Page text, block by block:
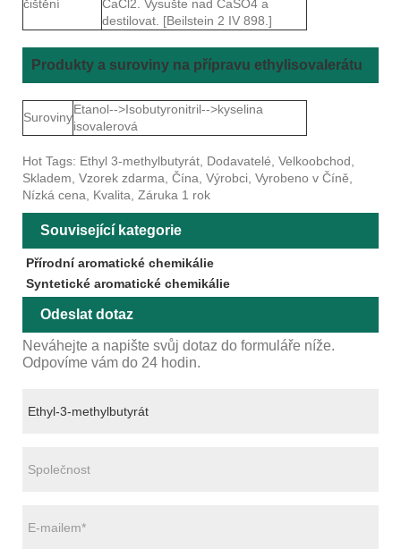
čištění
CaCl2. Vysušte nad CaSO4 a
destilovat. [Beilstein 2 IV 898.]
Produkty a suroviny na přípravu ethylisovalerátu
Suroviny
Etanol-->Isobutyronitril-->kyselina
isovalerová
Hot Tags: Ethyl 3-methylbutyrát, Dodavatelé, Velkoobchod,
Skladem, Vzorek zdarma, Čína, Výrobci, Vyrobeno v Číně,
Nízká cena, Kvalita, Záruka 1 rok
Související kategorie
Přírodní aromatické chemikálie
Syntetické aromatické chemikálie
Odeslat dotaz
Neváhejte a napište svůj dotaz do formuláře níže.
Odpovíme vám do 24 hodin.